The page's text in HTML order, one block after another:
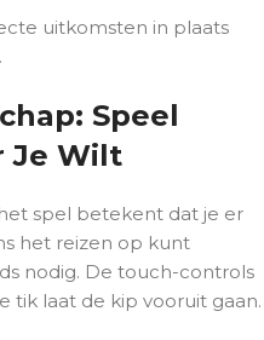
uitkomsten in plaats
Speel
Je Wilt
spel betekent dat je er
het reizen op kunt
nodig. De touch-controls
tik laat de kip vooruit gaan.